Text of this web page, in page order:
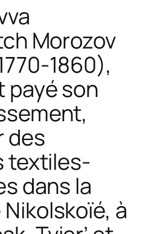
Morozov
1860),
payé son
des
textiles-
dans la
à